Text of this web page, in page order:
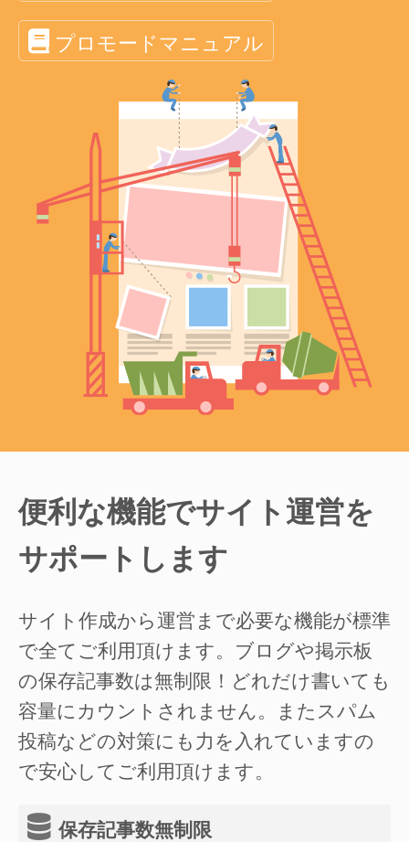
プロモードマニュアル
便利な機能でサイト運営を
サポートします
サイト作成から運営まで必要な機能が標準
で全てご利用頂けます。ブログや掲示板
の保存記事数は無制限！どれだけ書いても
容量にカウントされません。またスパム
投稿などの対策にも力を入れていますの
で安心してご利用頂けます。
保存記事数無制限